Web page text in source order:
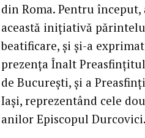
din Roma. Pentru
această iniţiativă
beatificare, şi şi-a
prezenţa Înalt
de Bucureşti, şi a
Iaşi, reprezentând cele
anilor Episcopul Durcovici.